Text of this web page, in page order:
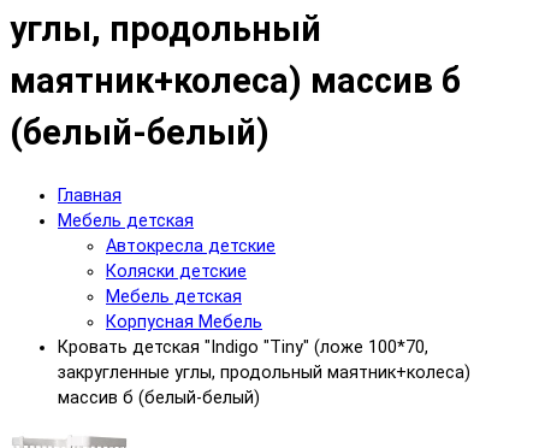
углы, продольный
маятник+колеса) массив б
(белый-белый)
Главная
Мебель детская
Автокресла детские
Коляски детские
Мебель детская
Корпусная Мебель
Кровать детская "Indigo "Tiny" (ложе 100*70,
закругленные углы, продольный маятник+колеса)
массив б (белый-белый)